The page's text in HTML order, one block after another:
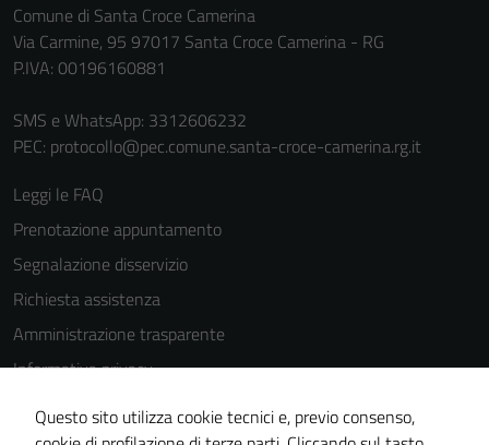
Comune di Santa Croce Camerina
Via Carmine, 95 97017 Santa Croce Camerina - RG
P.IVA: 00196160881
SMS e WhatsApp: 3312606232
PEC: protocollo@pec.comune.santa-croce-camerina.rg.it
Leggi le FAQ
Prenotazione appuntamento
Segnalazione disservizio
Richiesta assistenza
Amministrazione trasparente
Informativa privacy
Note legali
Questo sito utilizza cookie tecnici e, previo consenso,